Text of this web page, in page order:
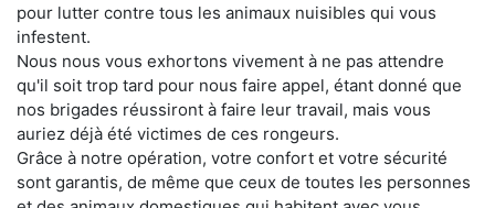
pour lutter contre tous les animaux nuisibles qui vous
infestent.
Nous nous vous exhortons vivement à ne pas attendre
qu'il soit trop tard pour nous faire appel, étant donné que
nos brigades réussiront à faire leur travail, mais vous
auriez déjà été victimes de ces rongeurs.
Grâce à notre opération, votre confort et votre sécurité
sont garantis, de même que ceux de toutes les personnes